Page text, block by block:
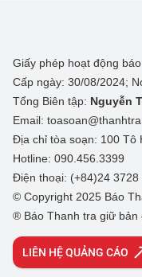
Giấy phép hoạt động
Cấp ngày: 30/08/2024;
Tổng Biên tập: Nguyễn
Email:
Địa chỉ tòa soạn: 100 Tô
Hotline: 090.456.3399
Điện thoại: (+84)24
© Copyright 2025 Báo
® Báo Thanh tra giữ bản
LIÊN HỆ QUẢNG CÁO